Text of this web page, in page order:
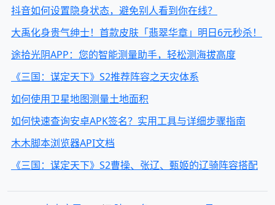
抖音如何设置隐身状态，避免别人看到你在线？
大禹化身贵气绅士！首款皮肤「翡翠华章」明日6元秒杀！
途拾光阴APP：您的智能测量助手，轻松测海拔高度
《三国：谋定天下》S2推荐阵容之天灾体系
如何使用卫星地图测量土地面积
如何快速查询安卓APK签名？实用工具与详细步骤指南
木木脚本浏览器API文档
《三国：谋定天下》S2曹操、张辽、甄姬的辽骑阵容搭配